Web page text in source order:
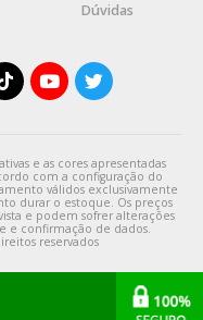
Dúvidas
e as cores apresentadas
com a configuração do
válidos exclusivamente
durar o estoque. Os preços
e podem sofrer alterações
e confirmação de dados.
reservados